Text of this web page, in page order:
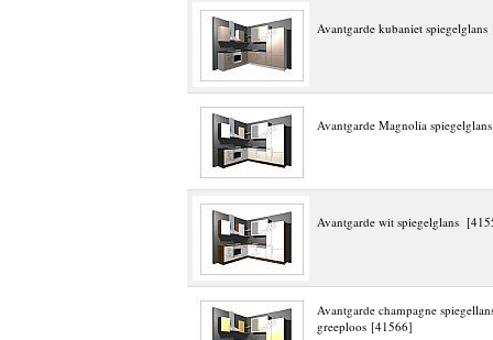
Avantgarde kubaniet
Avantgarde Magnolia
Avantgarde wit spiegelglans
Avantgarde champagne
greeploos [41566]